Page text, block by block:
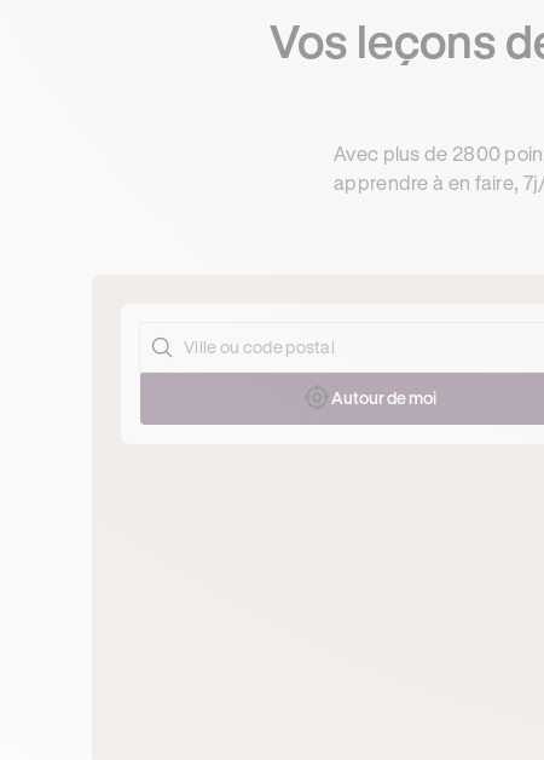
Vos leçons
Avec plus de 2800
apprendre à en faire,
Autour de moi